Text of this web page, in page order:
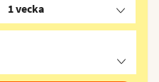
1 vecka